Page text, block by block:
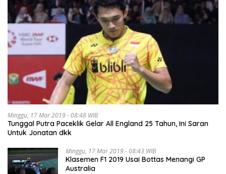
Minggu, 17 Mar 2019 - 08:48 WIB
Tunggal Putra Paceklik Gelar All England 25 Tahun, Ini Saran
Untuk Jonatan dkk
Minggu, 17 Mar 2019 - 08:43 WIB
Klasemen F1 2019 Usai Bottas Menangi GP
Australia